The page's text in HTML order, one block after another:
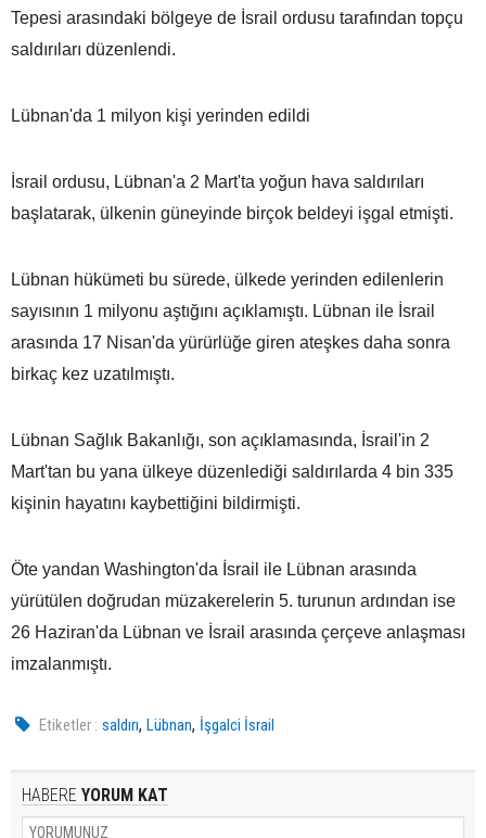
Tepesi arasındaki bölgeye de İsrail ordusu tarafından topçu
saldırıları düzenlendi.
Lübnan'da 1 milyon kişi yerinden edildi
İsrail ordusu, Lübnan'a 2 Mart'ta yoğun hava saldırıları
başlatarak, ülkenin güneyinde birçok beldeyi işgal etmişti.
Lübnan hükümeti bu sürede, ülkede yerinden edilenlerin
sayısının 1 milyonu aştığını açıklamıştı. Lübnan ile İsrail
arasında 17 Nisan'da yürürlüğe giren ateşkes daha sonra
birkaç kez uzatılmıştı.
Lübnan Sağlık Bakanlığı, son açıklamasında, İsrail'in 2
Mart'tan bu yana ülkeye düzenlediği saldırılarda 4 bin 335
kişinin hayatını kaybettiğini bildirmişti.
Öte yandan Washington'da İsrail ile Lübnan arasında
yürütülen doğrudan müzakerelerin 5. turunun ardından ise
26 Haziran'da Lübnan ve İsrail arasında çerçeve anlaşması
imzalanmıştı.
Etiketler : saldırı,Lübnan, İşgalci İsrail
HABERE YORUM KAT